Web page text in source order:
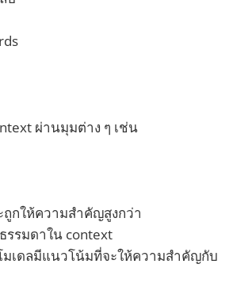
ผ่านมุมต่าง ๆ เช่น
กให้ความสำคัญสูงกว่า
รรมดาใน context
มเดลมีแนวโน้มที่จะให้ความสำคัญกับ